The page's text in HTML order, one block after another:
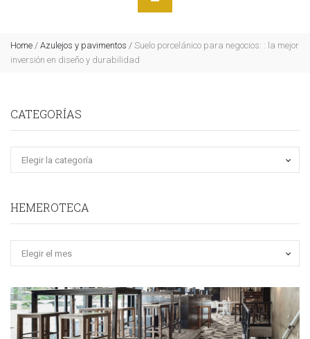
Home / Azulejos y pavimentos / Suelo porcelánico para negocios: : la mejor
inversión en diseño y durabilidad
CATEGORÍAS
HEMEROTECA